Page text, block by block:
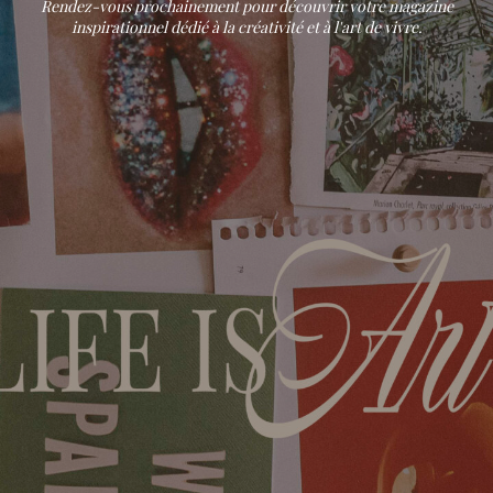
Rendez-vous prochainement pour découvrir votre magazine
inspirationnel dédié à la créativité et à l'art de vivre.